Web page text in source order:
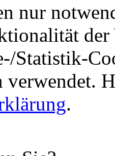
nur
der
Statistik-
.